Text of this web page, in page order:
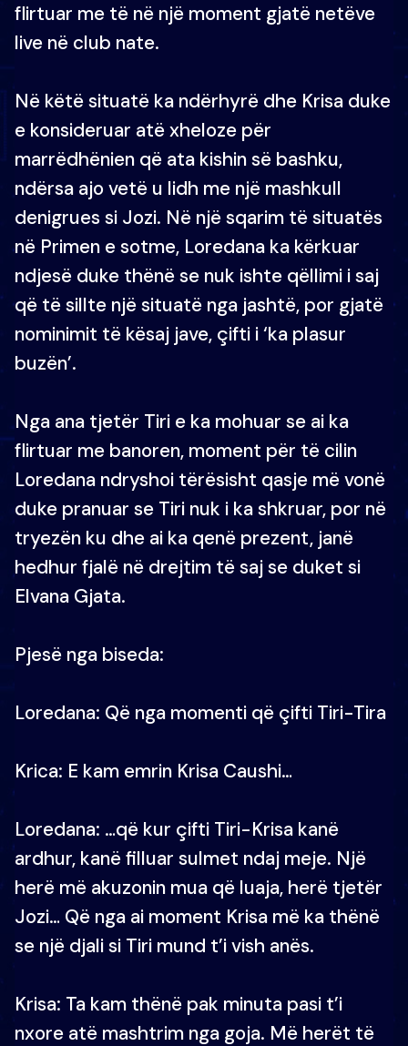
flirtuar me të në një moment gjatë netëve
live në club nate.
Në këtë situatë ka ndërhyrë dhe Krisa duke
e konsideruar atë xheloze për
marrëdhënien që ata kishin së bashku,
ndërsa ajo vetë u lidh me një mashkull
denigrues si Jozi. Në një sqarim të situatës
në Primen e sotme, Loredana ka kërkuar
ndjesë duke thënë se nuk ishte qëllimi i saj
që të sillte një situatë nga jashtë, por gjatë
nominimit të kësaj jave, çifti i ‘ka plasur
buzën’.
Nga ana tjetër Tiri e ka mohuar se ai ka
flirtuar me banoren, moment për të cilin
Loredana ndryshoi tërësisht qasje më vonë
duke pranuar se Tiri nuk i ka shkruar, por në
tryezën ku dhe ai ka qenë prezent, janë
hedhur fjalë në drejtim të saj se duket si
Elvana Gjata.
Pjesë nga biseda:
Loredana: Që nga momenti që çifti Tiri-Tira
Krica: E kam emrin Krisa Caushi…
Loredana: …që kur çifti Tiri-Krisa kanë
ardhur, kanë filluar sulmet ndaj meje. Një
herë më akuzonin mua që luaja, herë tjetër
Jozi… Që nga ai moment Krisa më ka thënë
se një djali si Tiri mund t’i vish anës.
Krisa: Ta kam thënë pak minuta pasi t’i
nxore atë mashtrim nga goja. Më herët të